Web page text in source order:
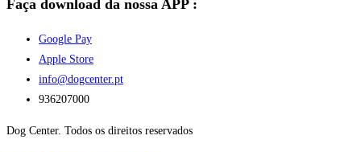
Faça download da nossa APP :
Google Pay
Apple Store
info@dogcenter.pt
936207000
Dog Center. Todos os direitos reservados